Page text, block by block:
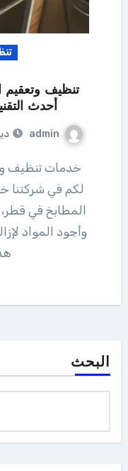
تنظيف وتعقيم
أحدث
admin
خدمات تنظيف وتعقيم المطابخ في قطر نقدم
لكم في شركتنا
المطابخ في
وأجود المواد
البحث